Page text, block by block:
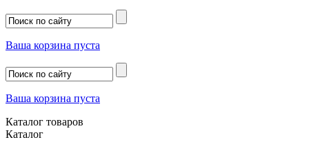
Ваша корзина пуста
Ваша корзина пуста
Каталог товаров
Каталог